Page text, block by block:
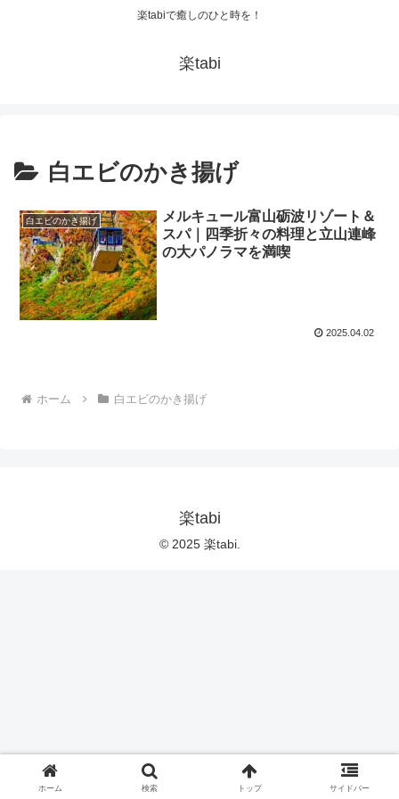
楽tabiで癒しのひと時を！
楽tabi
白エビのかき揚げ
白エビのかき揚げ
メルキュール富山砺波リゾート＆
スパ｜四季折々の料理と立山連峰
の大パノラマを満喫
2025.04.02
ホーム 白エビのかき揚げ
楽tabi
© 2025 楽tabi.
ホーム 検索 トップ サイドバー